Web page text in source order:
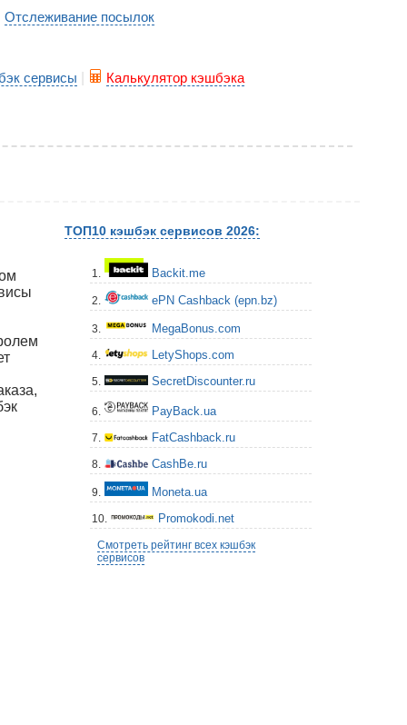
Отслеживание посылок
сервисы Калькулятор кэшбэка
ТОП10 кэшбэк сервисов 2026:
1. Backit.me
2. ePN Cashback (epn.bz)
3. MegaBonus.com
4. LetyShops.com
5. SecretDiscounter.ru
6. PayBack.ua
7. FatCashback.ru
8. CashBe.ru
9. Moneta.ua
10. Promokodi.net
Смотреть рейтинг всех кэшбэк
сервисов